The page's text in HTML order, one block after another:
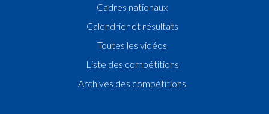
Cadres nationaux
Calendrier et résultats
Toutes les vidéos
Liste des compétitions
Archives des compétitions